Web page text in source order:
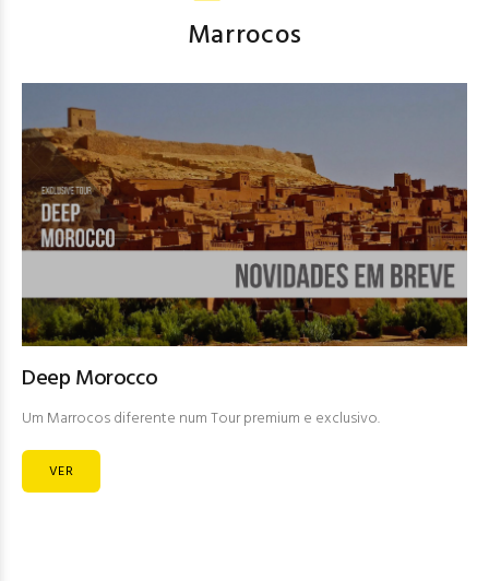
Marrocos
Deep Morocco
Um Marrocos diferente num Tour premium e exclusivo.
VER